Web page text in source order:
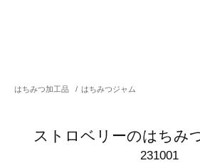
はちみつ加工品 / はちみつジャム
ストロベリーのはちみ
231001